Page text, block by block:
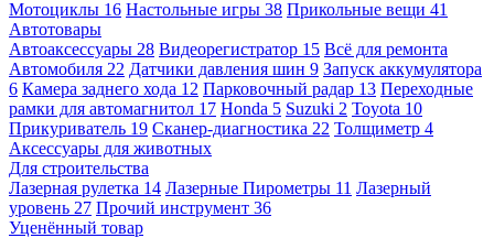
Мотоциклы 16 Настольные игры 38 Прикольные вещи 41
Автотовары
Автоаксессуары 28 Видеорегистратор 15 Всё для ремонта
Автомобиля 22 Датчики давления шин 9 Запуск аккумулятора
6 Камера заднего хода 12 Парковочный радар 13 Переходные
рамки для автомагнитол 17 Honda 5 Suzuki 2 Toyota 10
Прикуриватель 19 Сканер-диагностика 22 Толщиметр 4
Аксессуары для животных
Для строительства
Лазерная рулетка 14 Лазерные Пирометры 11 Лазерный
уровень 27 Прочий инструмент 36
Уценённый товар